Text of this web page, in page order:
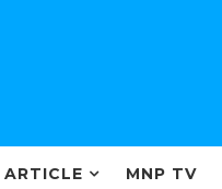
ARTICLE MNP TV